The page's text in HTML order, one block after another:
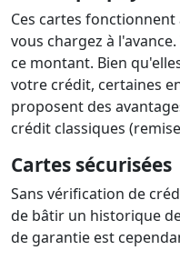
Ces cartes
vous chargez à
ce montant. Bien
votre crédit, certaines
proposent des
crédit classiques
Cartes sécurisées
Sans vérification de
de bâtir un historique
de garantie est